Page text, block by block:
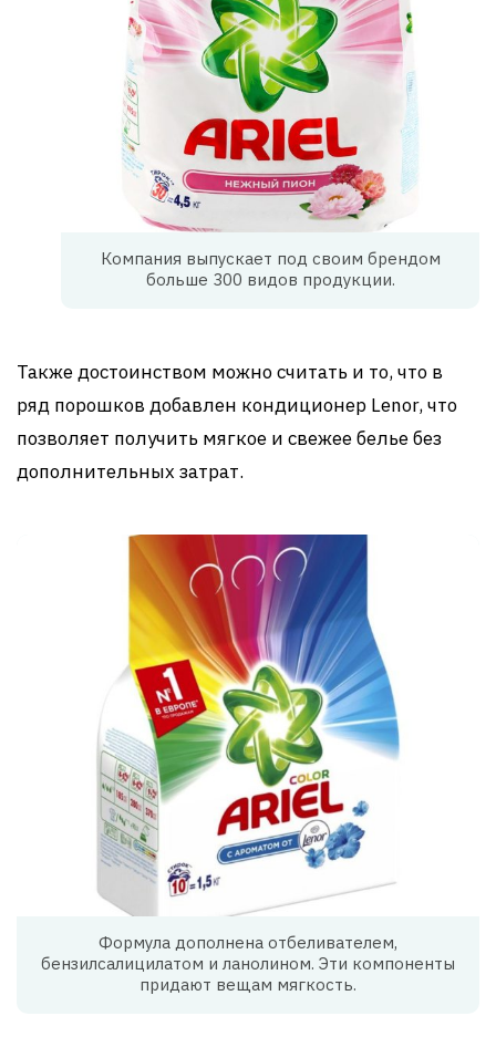
Компания выпускает под своим брендом
больше 300 видов продукции.
Также достоинством можно считать и то, что в
ряд порошков добавлен кондиционер Lenor, что
позволяет получить мягкое и свежее белье без
дополнительных затрат.
Формула дополнена отбеливателем,
бензилсалицилатом и ланолином. Эти компоненты
придают вещам мягкость.